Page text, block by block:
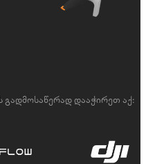
გადმოსაწერად დააჭირეთ აქ: